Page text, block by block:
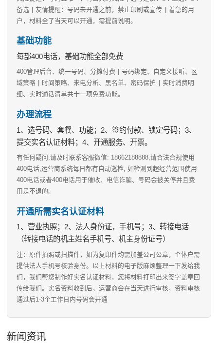
备选
友情提醒：号码未开通之前，禁止印刷或宣传
着急的用
户，材料全了当天可以开通，需提前说明。
基础功能
每部400电话，基础功能全部免费
400管理后台、统一号码、分摊付费
号码绑定、自定义接听、区
域策略
时间策略、来电分析、黑名单、密码保护
实时消费明
细、实时通话清单共十一项免费功能。
办理流程
1、选号码、套餐、功能；2、签约付款、锁定号码；3、
提交实名认证材料；4、开通服务、开票。
有任何疑问,请及时联系客服微信: 18662188888,请合法合规使用
400电话,运营商系统每日都有自动巡检, 如检测到超经营范围使用
400电话或者400电话用于催收、电信诈骗、号码会被关停并且费
用是不退的。
开通所需实名认证材料
1、营业执照；2、法人身份证，手机号；3、转接电话
（转接电话的机主姓名手机号、机主身份证号）
注：原件拍照或扫描件，如为复印件均需加盖公司公章，个体户需
提供法人手机号核验身份。以上材料的电子版麻烦整理一下发给我
们，我们帮您制作好实名认证材料，您将材料打印出来签字盖章回
传给我们。实名资料收到后，运营商会在当天进行审核，资料审核
通过后1-3个工作日内号码会开通
新闻资讯